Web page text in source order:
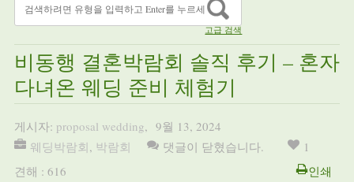
고급 검색
비동행 결혼박람회 솔직 후기 – 혼자
다녀온 웨딩 준비 체험기
게시자: proposal wedding, 9월 13, 2024
웨딩박람회, 박람회 댓글이 닫혔습니다.
1
견해 : 616
인쇄